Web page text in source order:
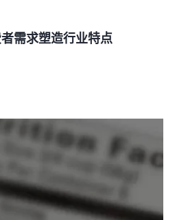
需求塑造行业特点